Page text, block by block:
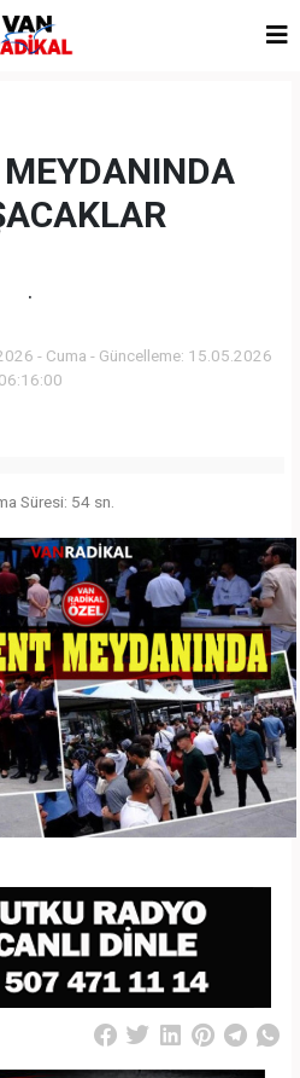
.
- Cuma - Güncelleme: 15.05.2026
06:16:00
Süresi: 54 sn.